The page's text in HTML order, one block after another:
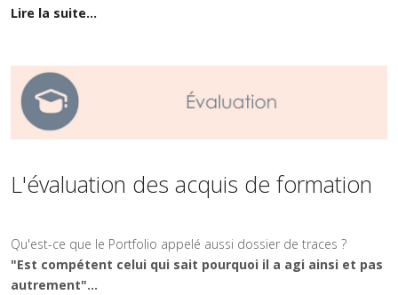
Lire la suite...
L'évaluation des acquis de formation
Qu'est-ce que le Portfolio appelé aussi dossier de traces ?
"Est compétent celui qui sait pourquoi il a agi ainsi et pas
autrement"...